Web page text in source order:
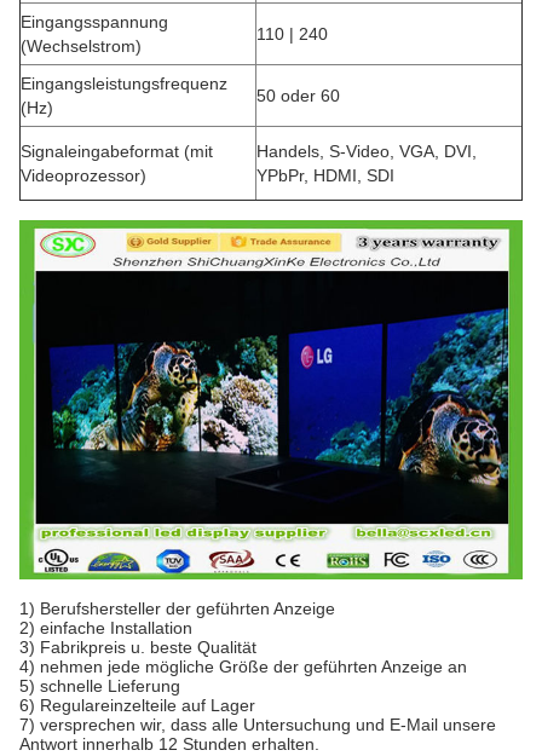
Eingangsspannung
(Wechselstrom)
110 | 240
Eingangsleistungsfrequenz
(Hz)
50 oder 60
Signaleingabeformat (mit
Videoprozessor)
Handels, S-Video, VGA, DVI,
YPbPr, HDMI, SDI
1) Berufshersteller der geführten Anzeige
2) einfache Installation
3) Fabrikpreis u. beste Qualität
4) nehmen jede mögliche Größe der geführten Anzeige an
5) schnelle Lieferung
6) Regulareinzelteile auf Lager
7) versprechen wir, dass alle Untersuchung und E-Mail unsere
Antwort innerhalb 12 Stunden erhalten.